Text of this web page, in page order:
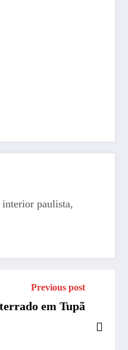
interior paulista,
Previous post
em Tupã